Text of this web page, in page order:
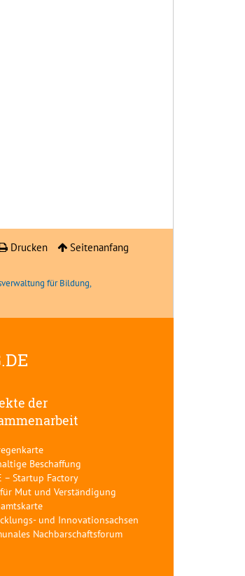
Drucken Seitenanfang
für Bildung,
der
Beschaffung
– Startup Factory
Mut und Verständigung
und Innovationsachsen
Nachbarschaftsforum